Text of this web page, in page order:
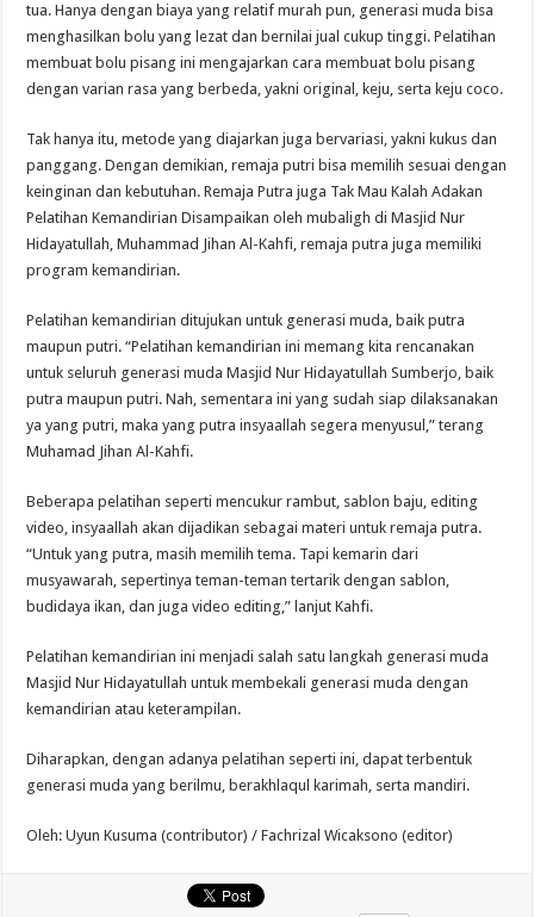
tua. Hanya dengan biaya yang relatif murah pun, generasi muda bisa
menghasilkan bolu yang lezat dan bernilai jual cukup tinggi. Pelatihan
membuat bolu pisang ini mengajarkan cara membuat bolu pisang
dengan varian rasa yang berbeda, yakni original, keju, serta keju coco.
Tak hanya itu, metode yang diajarkan juga bervariasi, yakni kukus dan
panggang. Dengan demikian, remaja putri bisa memilih sesuai dengan
keinginan dan kebutuhan. Remaja Putra juga Tak Mau Kalah Adakan
Pelatihan Kemandirian Disampaikan oleh mubaligh di Masjid Nur
Hidayatullah, Muhammad Jihan Al-Kahfi, remaja putra juga memiliki
program kemandirian.
Pelatihan kemandirian ditujukan untuk generasi muda, baik putra
maupun putri. “Pelatihan kemandirian ini memang kita rencanakan
untuk seluruh generasi muda Masjid Nur Hidayatullah Sumberjo, baik
putra maupun putri. Nah, sementara ini yang sudah siap dilaksanakan
ya yang putri, maka yang putra insyaallah segera menyusul,” terang
Muhamad Jihan Al-Kahfi.
Beberapa pelatihan seperti mencukur rambut, sablon baju, editing
video, insyaallah akan dijadikan sebagai materi untuk remaja putra.
“Untuk yang putra, masih memilih tema. Tapi kemarin dari
musyawarah, sepertinya teman-teman tertarik dengan sablon,
budidaya ikan, dan juga video editing,” lanjut Kahfi.
Pelatihan kemandirian ini menjadi salah satu langkah generasi muda
Masjid Nur Hidayatullah untuk membekali generasi muda dengan
kemandirian atau keterampilan.
Diharapkan, dengan adanya pelatihan seperti ini, dapat terbentuk
generasi muda yang berilmu, berakhlaqul karimah, serta mandiri.
Oleh: Uyun Kusuma (contributor) / Fachrizal Wicaksono (editor)